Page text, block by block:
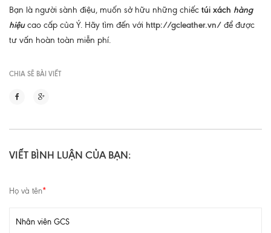
Bạn là người sành điệu, muốn sở hữu những chiếc túi xách hàng
hiệucao cấp của Ý. Hãy tìm đến với http://gcleather.vn/ để được
tư vấn hoàn toàn miễn phí.
CHIA SẼ BÀI VIẾT
VIẾT BÌNH LUẬN CỦA BẠN:
Họ và tên*